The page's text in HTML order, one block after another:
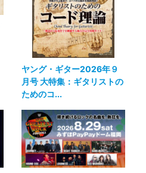
ヤング・ギター2026年９
月号 大特集：ギタリストの
ためのコ...